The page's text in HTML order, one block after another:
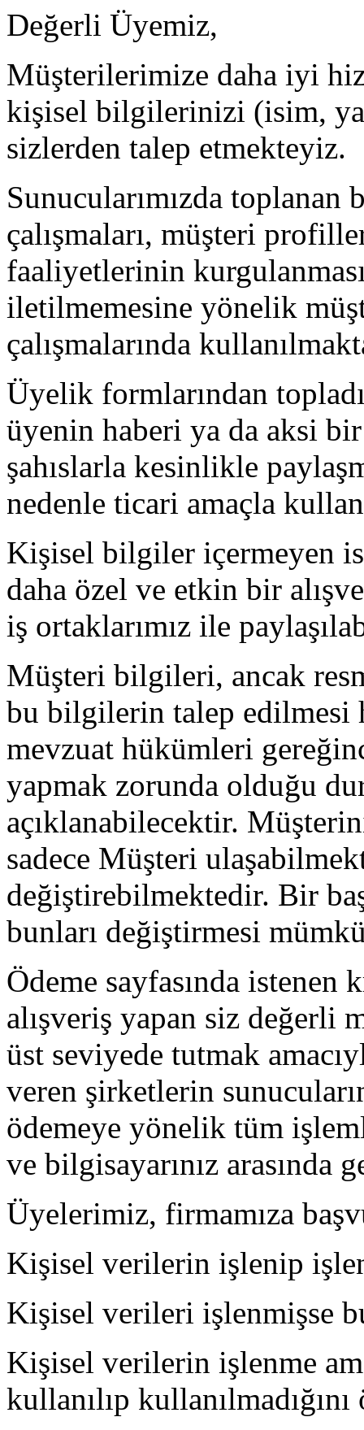
Değerli Üyemiz,
Müşterilerimize daha iyi
kişisel bilgilerinizi (isim,
sizlerden talep etmekteyiz.
Sunucularımızda
çalışmaları, müşteri
faaliyetlerinin
iletilmemesine yönelik
çalışmalarında
Üyelik formlarından
üyenin haberi ya da aksi
şahıslarla kesinlikle
nedenle ticari amaçla
Kişisel bilgiler içermeyen
daha özel ve etkin bir
iş ortaklarımız ile
Müşteri bilgileri, ancak
bu bilgilerin talep edilmesi
mevzuat hükümleri
yapmak zorunda olduğu
açıklanabilecektir.
sadece Müşteri
değiştirebilmektedir. Bir
bunları değiştirmesi
Ödeme sayfasında
alışveriş yapan siz
üst seviyede tutmak
veren şirketlerin
ödemeye yönelik tüm
ve bilgisayarınız arasında
Üyelerimiz, firmamıza
Kişisel verilerin işlenip
Kişisel verileri işlenmişse
Kişisel verilerin işlenme
kullanılıp